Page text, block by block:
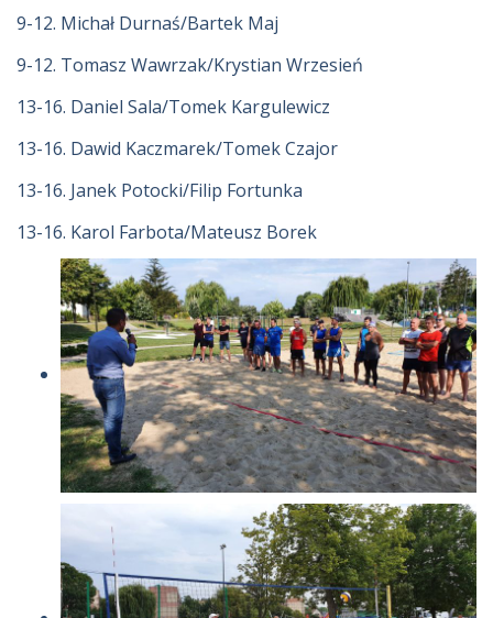
9-12. Michał Durnaś/Bartek Maj
9-12. Tomasz Wawrzak/Krystian Wrzesień
13-16. Daniel Sala/Tomek Kargulewicz
13-16. Dawid Kaczmarek/Tomek Czajor
13-16. Janek Potocki/Filip Fortunka
13-16. Karol Farbota/Mateusz Borek